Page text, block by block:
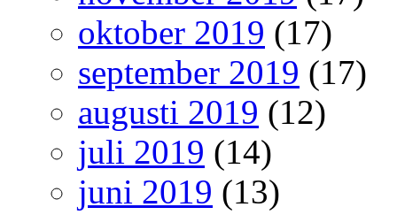
oktober 2019 (17)
september 2019 (17)
augusti 2019 (12)
juli 2019 (14)
juni 2019 (13)